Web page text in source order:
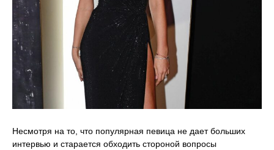
Несмотря на то, что популярная певица не дает больших
интервью и старается обходить стороной вопросы